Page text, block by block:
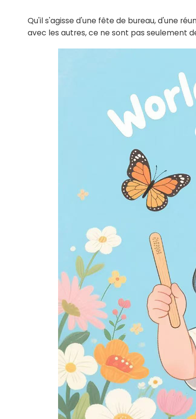
Qu'il s'agisse d'une fête de bureau, d'une
avec les autres, ce ne sont pas seulement